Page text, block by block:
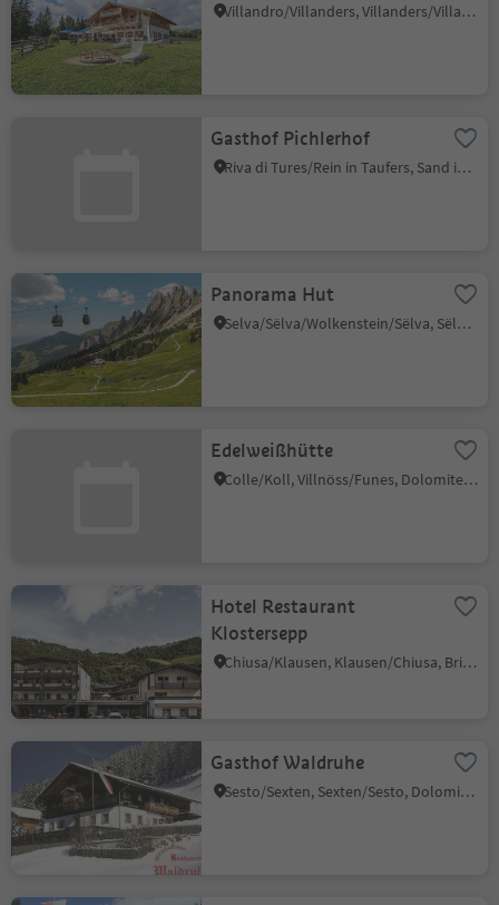
Villandro/Villanders, Villanders/Villandro, Brixen/Bressanone and environs
Gasthof Pichlerhof
Riva di Tures/Rein in Taufers, Sand in Taufers/Campo Tures, Ahrntal/Valle Aurina
Panorama Hut
Selva/Sëlva/Wolkenstein/Sëlva, Sëlva/Selva di Val Gardena, Dolomites Region Val Gardena
Edelweißhütte
Colle/Koll, Villnöss/Funes, Dolomites Region Lüsen Villnöss
Hotel Restaurant
Klostersepp
Chiusa/Klausen, Klausen/Chiusa, Brixen/Bressanone and environs
Gasthof Waldruhe
Sesto/Sexten, Sexten/Sesto, Dolomites Region 3 Zinnen